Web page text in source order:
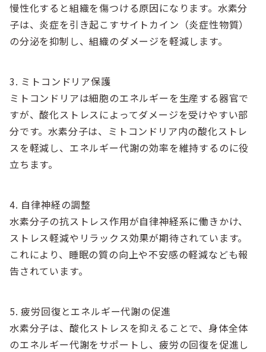
慢性化すると組織を傷つける原因になります。水素分
子は、炎症を引き起こすサイトカイン（炎症性物質）
の分泌を抑制し、組織のダメージを軽減します。
3. ミトコンドリア保護
ミトコンドリアは細胞のエネルギーを生産する器官で
すが、酸化ストレスによってダメージを受けやすい部
分です。水素分子は、ミトコンドリア内の酸化ストレ
スを軽減し、エネルギー代謝の効率を維持するのに役
立ちます。
4. 自律神経の調整
水素分子の抗ストレス作用が自律神経系に働きかけ、
ストレス軽減やリラックス効果が期待されています。
これにより、睡眠の質の向上や不安感の軽減なども報
告されています。
5. 疲労回復とエネルギー代謝の促進
水素分子は、酸化ストレスを抑えることで、身体全体
のエネルギー代謝をサポートし、疲労の回復を促進し